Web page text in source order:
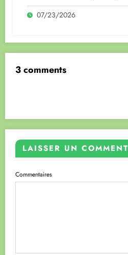
07/23/2026
3 comments
LAISSER UN
Commentaires